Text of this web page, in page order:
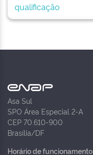
qualificação
Asa Sul
SPO Área Especial 2-A
CEP 70.610-900
Brasília/DF
Horário de funcionamento